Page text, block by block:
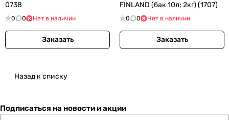
0738
0 0 Нет в наличии
Заказать
FINLAND (бак 10л; 2кг) (1707)
0 0 Нет в наличии
Заказать
Назад к списку
Подписаться на новости и акции